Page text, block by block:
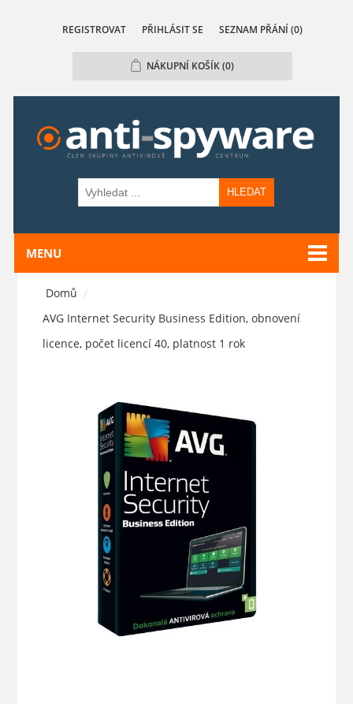
REGISTROVAT PŘIHLÁSIT SE SEZNAM PŘÁNÍ (0)
NÁKUPNÍ KOŠÍK(0)
HLEDAT
MENU
Domů /
AVG Internet Security Business Edition, obnovení
licence, počet licencí 40, platnost 1 rok